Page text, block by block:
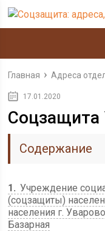
Главная Адреса
17.01.2020
Соцзащита
Содержание
1
Учреждение
(соцзащиты)
населения г.
Базарная